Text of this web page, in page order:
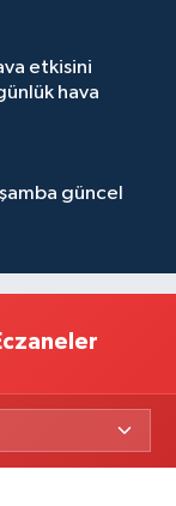
etkisini
hava
güncel